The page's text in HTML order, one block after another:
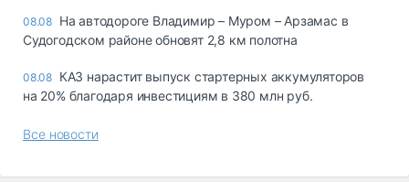
08.08 На автодороге Владимир – Муром – Арзамас в
Судогодском районе обновят 2,8 км полотна
08.08 КАЗ нарастит выпуск стартерных аккумуляторов
на 20% благодаря инвестициям в 380 млн руб.
Все новости